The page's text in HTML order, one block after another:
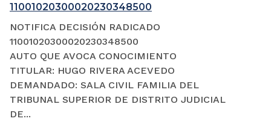
11001020300020230348500
NOTIFICA DECISIÓN RADICADO
11001020300020230348500
AUTO QUE AVOCA CONOCIMIENTO
TITULAR: HUGO RIVERA ACEVEDO
DEMANDADO: SALA CIVIL FAMILIA DEL
TRIBUNAL SUPERIOR DE DISTRITO JUDICIAL
DE...